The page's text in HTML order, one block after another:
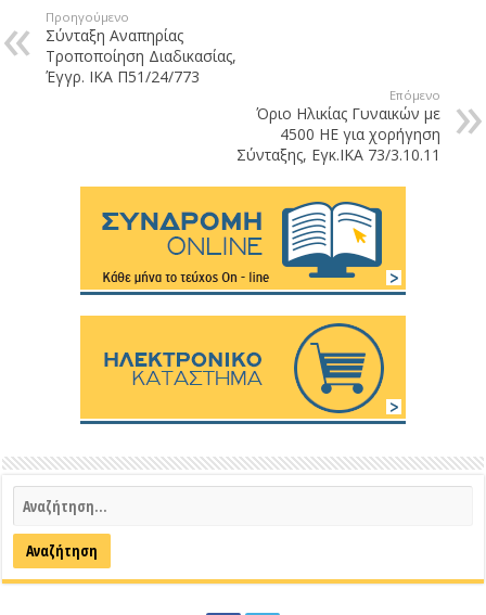
Προηγούμενο
Σύνταξη Αναπηρίας
Τροποποίηση Διαδικασίας,
Έγγρ. ΙΚΑ Π51/24/773
Επόμενο
Όριο Ηλικίας Γυναικών με
4500 ΗΕ για χορήγηση
Σύνταξης, Εγκ.ΙΚΑ 73/3.10.11